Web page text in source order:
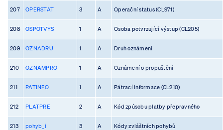
207 OPERSTAT 3 A Operační status (CL971)
208 OSPOTVYS 1 A Osoba potvrzující výstup (CL205)
209 OZNADRU 1 A Druh oznámení
210 OZNAMPRO 1 A Oznámení o propuštění
211 PATINFO 1 A Pátrací informace (CL210)
212 PLATPRE 2 A Kód způsobu platby přepravného
213 pohyb_i 3 A Kódy zvláštních pohybů